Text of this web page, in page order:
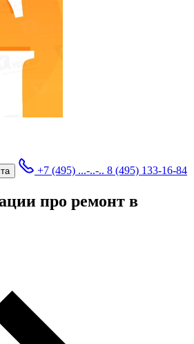
+7 (495) ...-..-.. 8 (495) 133-16-84
про ремонт в